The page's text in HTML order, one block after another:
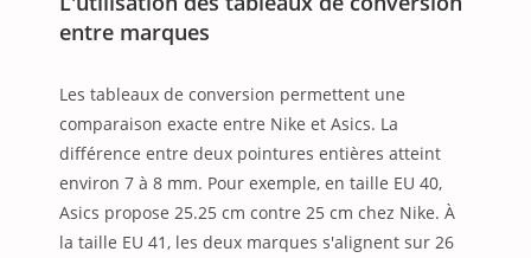
entre marques
Les tableaux de conversion permettent une
comparaison exacte entre Nike et Asics. La
différence entre deux pointures entières atteint
environ 7 à 8 mm. Pour exemple, en taille EU 40,
Asics propose 25.25 cm contre 25 cm chez Nike. À
la taille EU 41, les deux marques s'alignent sur 26